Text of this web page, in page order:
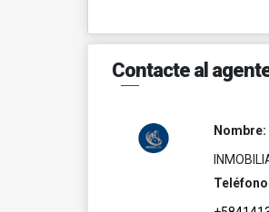
Contacte al
Nombre: